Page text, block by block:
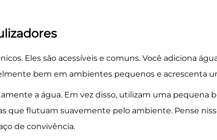
Eles são acessíveis e comuns. Você adiciona
bem em ambientes pequenos e acrescenta
a água. Em vez disso, utilizam uma pequena
que flutuam suavemente pelo ambiente. Pense
de convivência.